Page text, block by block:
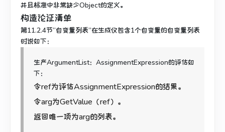
并且标准中非常缺少Object的定义。
构造论证清单
第11.2.4节“自变量列表”在生成仅包含1个自变量的自变量列表
时说如下：
生产ArgumentList：AssignmentExpression的评估如
下：
令ref为评估AssignmentExpression的结果。
令arg为GetValue（ref）。
返回唯一项为arg的列表。